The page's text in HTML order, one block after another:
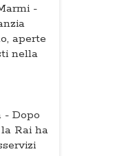
-
aperte
nella
- Dopo
Rai ha